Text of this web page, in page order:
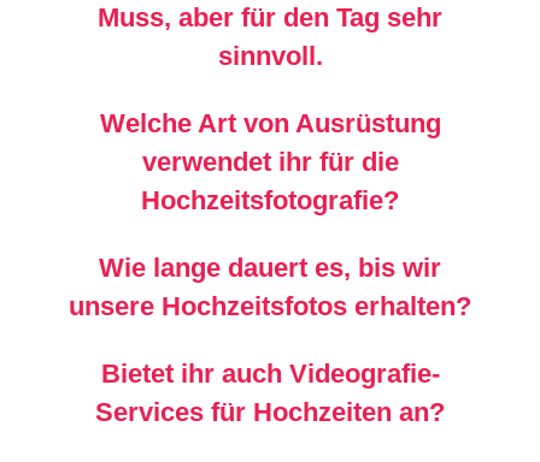
Muss, aber für den Tag sehr
sinnvoll.
Welche Art von Ausrüstung
verwendet ihr für die
Hochzeitsfotografie?
Wie lange dauert es, bis wir
unsere Hochzeitsfotos erhalten?
Bietet ihr auch Videografie-
Services für Hochzeiten an?